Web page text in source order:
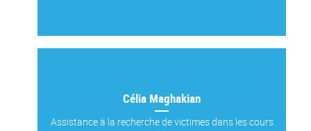
Célia Maghakian
Assistance à la recherche de victimes dans les cours